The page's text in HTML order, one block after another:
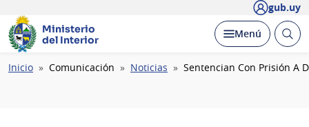
gub.uy
Ministerio
del Interior
Desplegar
Menú Abrir
Ruta
Inicio Comunicación Noticias Sentencian Con Prisión A